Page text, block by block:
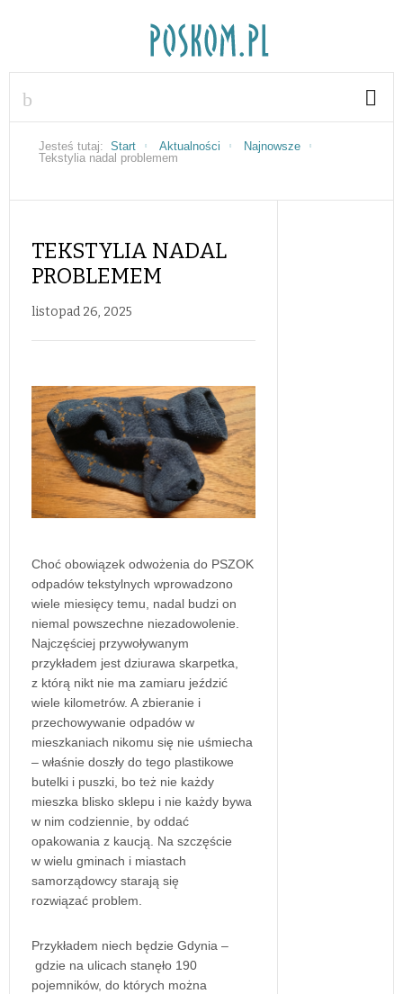
Jesteś tutaj: Start Aktualności
Najnowsze
Tekstylia nadal problemem
TEKSTYLIA NADAL
PROBLEMEM
listopad 26, 2025
Choć obowiązek odwożenia do PSZOK
odpadów tekstylnych wprowadzono
wiele miesięcy temu, nadal budzi on
niemal powszechne niezadowolenie.
Najczęściej przywoływanym
przykładem jest dziurawa skarpetka,
z którą nikt nie ma zamiaru jeździć
wiele kilometrów. A zbieranie i
przechowywanie odpadów w
mieszkaniach nikomu się nie uśmiecha
– właśnie doszły do tego plastikowe
butelki i puszki, bo też nie każdy
mieszka blisko sklepu i nie każdy bywa
w nim codziennie, by oddać
opakowania z kaucją. Na szczęście
w wielu gminach i miastach
samorządowcy starają się
rozwiązać problem.
Przykładem niech będzie Gdynia –
gdzie na ulicach stanęło 190
pojemników, do których można